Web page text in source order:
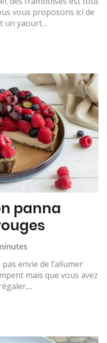
vous proposons ici de
un yaourt...
panna
envie de l’allumer
mais que vous avez